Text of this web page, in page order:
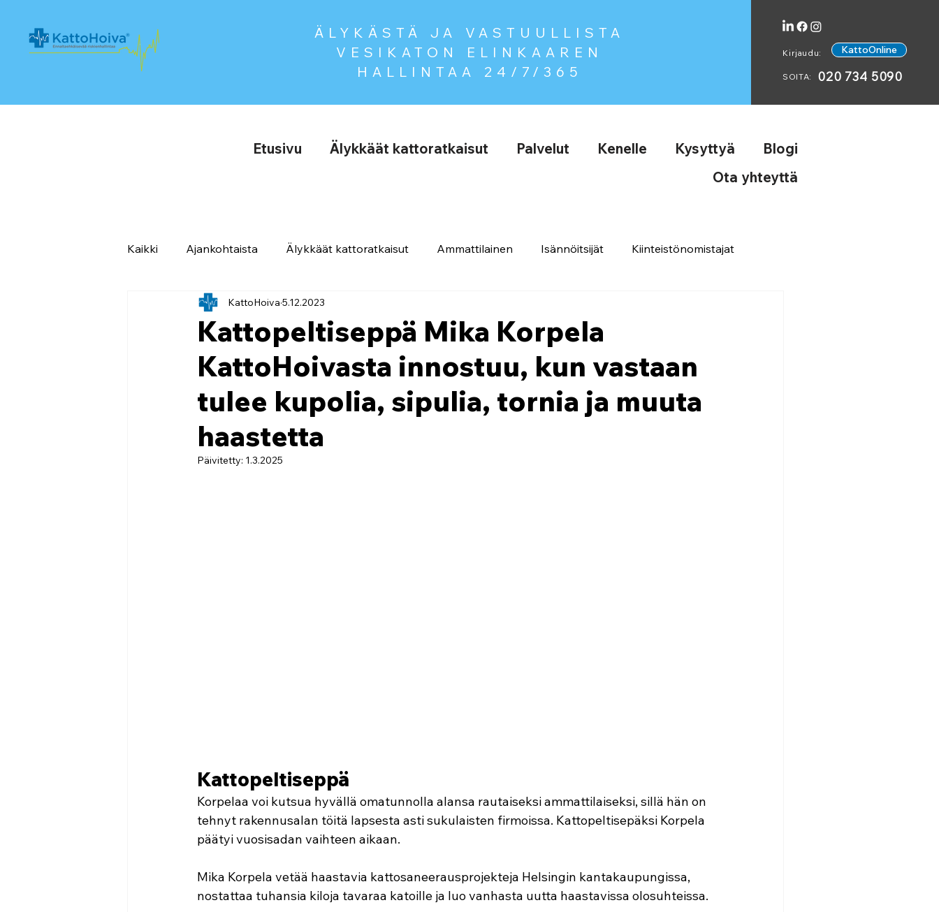
ÄLYKÄSTÄ JA VASTUULLISTA
VESIKATON ELINKAAREN
HALLINTAA 24/7/365
Kirjaudu: KattoOnline
SOITA: 020 734 5090
Etusivu Älykkäät kattoratkaisut Palvelut Kenelle Kysyttyä
Blogi
Ota yhteyttä
Kaikki Ajankohtaista Älykkäät kattoratkaisut Ammattilainen Isännöitsijät Kiinteistönomistajat
Referenssit
Kattopeltiseppä Mika Korpela
KattoHoivasta innostuu, kun vastaan
tulee kupolia, sipulia, tornia ja muuta
haastetta
KattoHoiva 5.12.2023
Päivitetty: 1.3.2025
Kattopeltiseppä
Korpelaa voi kutsua hyvällä omatunnolla alansa rautaiseksi ammattilaiseksi, sillä hän on
tehnyt rakennusalan töitä lapsesta asti sukulaisten firmoissa. Kattopeltisepäksi Korpela
päätyi vuosisadan vaihteen aikaan.
Mika Korpela vetää haastavia kattosaneerausprojekteja Helsingin kantakaupungissa,
nostattaa tuhansia kiloja tavaraa katoille ja luo vanhasta uutta haastavissa olosuhteissa.